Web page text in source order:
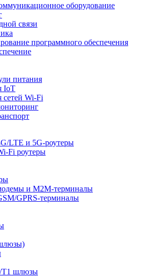
оборудование
связи
программного обеспечения
питания
IoT
сетей Wi-Fi
LTE и 5G-роутеры
Fi роутеры
и M2M-терминалы
GPRS-терминалы
T1 шлюзы